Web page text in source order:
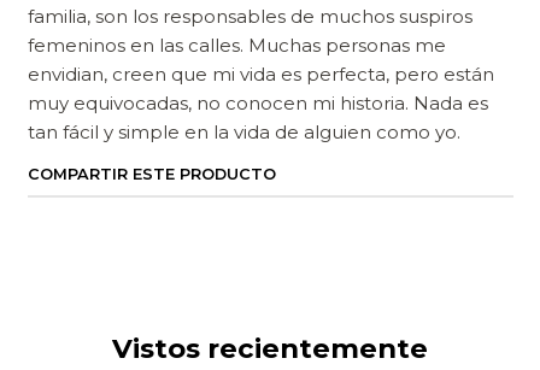
familia, son los responsables de muchos suspiros
femeninos en las calles. Muchas personas me
envidian, creen que mi vida es perfecta, pero están
muy equivocadas, no conocen mi historia. Nada es
tan fácil y simple en la vida de alguien como yo.
COMPARTIR ESTE PRODUCTO
Vistos recientemente